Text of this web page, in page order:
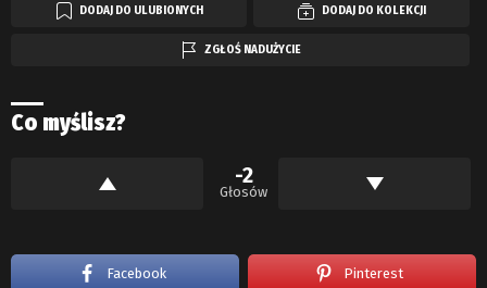
DODAJ DO ULUBIONYCH DODAJ DO KOLEKCJI
ZGŁOŚ NADUŻYCIE
Co myślisz?
-2
Głosów
Facebook Pinterest